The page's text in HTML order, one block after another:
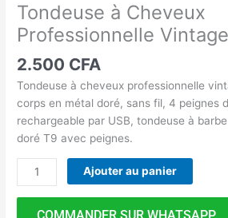
Tondeuse à Cheveux
Professionnelle
2.500 CFA
Tondeuse à cheveux professionnelle
corps en métal doré, sans fil, 4 peignes
rechargeable par USB, tondeuse à
doré T9 avec peignes.
Ajouter au panier
COMMANDER SUR WHATSAPP